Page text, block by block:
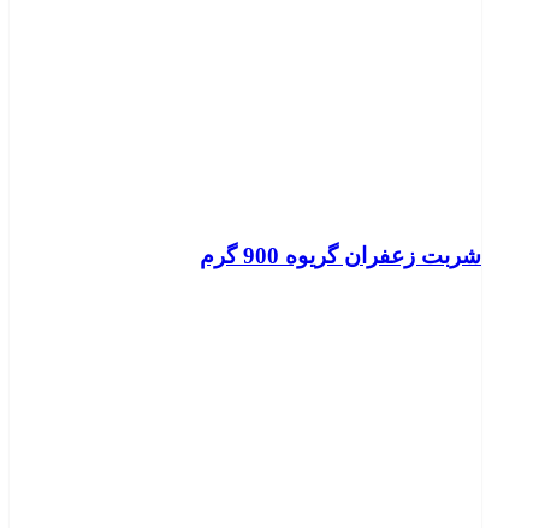
شربت زعفران گریوه 900 گرم